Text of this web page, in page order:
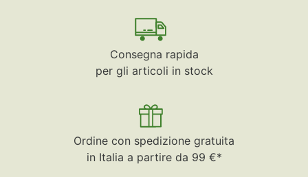
Consegna rapida
per gli articoli in stock
Ordine con spedizione gratuita
in Italia a partire da 99 €*